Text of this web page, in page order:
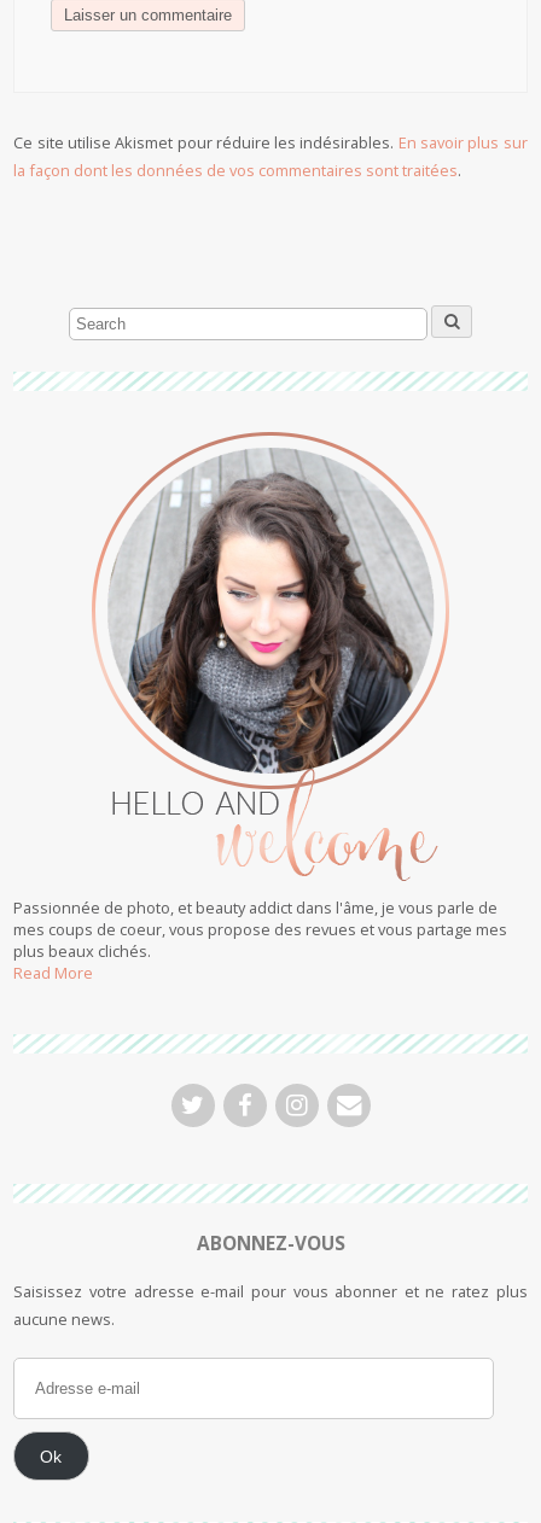
Ce site utilise Akismet pour réduire les indésirables. En savoir plus sur
la façon dont les données de vos commentaires sont traitées.
Passionnée de photo, et beauty addict dans l'âme, je vous parle de
mes coups de coeur, vous propose des revues et vous partage mes
plus beaux clichés.
Read More
ABONNEZ-VOUS
Saisissez votre adresse e-mail pour vous abonner et ne ratez plus
aucune news.
Ok